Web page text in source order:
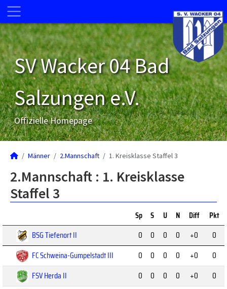
SV Wacker 04 Bad
Salzungen e.V.
Offizielle Homepage
Männer 2.Mannschaft 1. Kreisklasse Staffel 3
2.Mannschaft : 1. Kreisklasse
Staffel 3
Sp S U N Diff
Pkt
BSG Tiefenort II
0 0 0 0 +0
0
FC Schweina-Gumpelstadt III
0 0 0 0 +0
0
FSV Herda II
0 0 0 0 +0
0